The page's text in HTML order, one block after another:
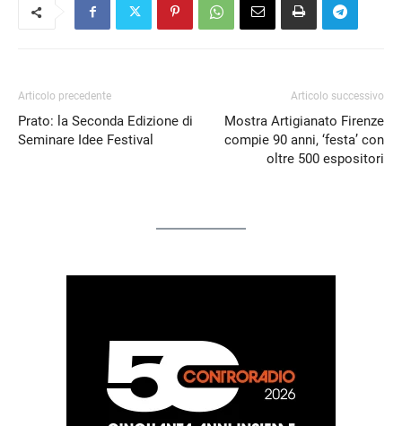
Articolo precedente
Prato: la Seconda Edizione di
Seminare Idee Festival
Articolo successivo
Mostra Artigianato Firenze
compie 90 anni, ‘festa’ con
oltre 500 espositori